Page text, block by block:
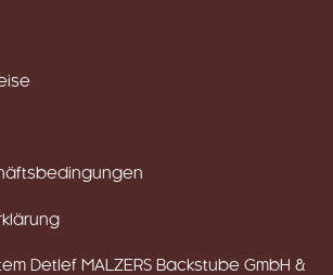
Detlef MALZERS Backstube GmbH &